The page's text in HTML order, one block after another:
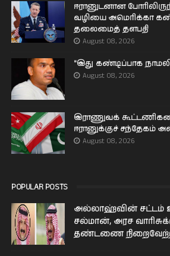
ஈரானுடனான
வழியை அமெரிக்கா
தலைமைத் தளபதி
August 08, 2026
"இது கண்டிப்பாக
August 08, 2026
இராணுவக்
ஈரானுக்குச் சந்தேகம்
August 08, 2026
POPULAR POSTS
அல்லாஹ்வின் சட்டம்
சல்மான், அரச
தண்டணை